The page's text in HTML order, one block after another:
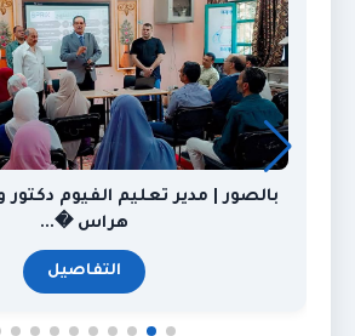
بالصور | مدير تعليم الفيوم دكتور
هراس �...
التفاصيل